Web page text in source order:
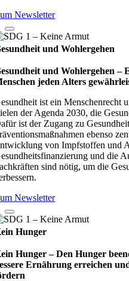
Newsletter
und Wohlergehen
und Wohlergehen –
jeden Alters
ist ein Menschenrecht
der Agenda 2030, die
ist der Zugang zu
ebenso
von Impfstoffen und
und die
sind nötig, um die
Newsletter
Hunger
Hunger – Den Hunger
Ernährung erreichen